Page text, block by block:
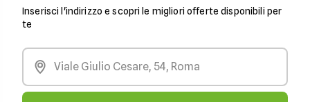
Inserisci l'indirizzo e scopri le migliori offerte disponibili per
te